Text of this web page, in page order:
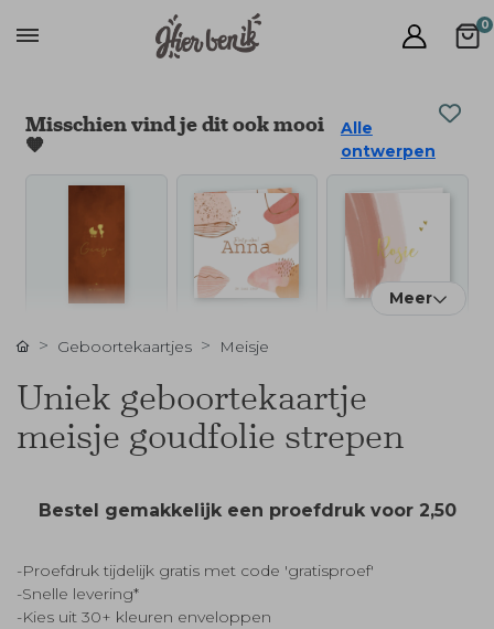
0
Misschien vind je dit ook mooi
🧡
Alle
ontwerpen
Meer
Geboortekaartjes Meisje
Uniek geboortekaartje
meisje goudfolie strepen
Bestel gemakkelijk een proefdruk voor 2,50
-Proefdruk tijdelijk gratis met code 'gratisproef'
-Snelle levering*
-Kies uit 30+ kleuren enveloppen